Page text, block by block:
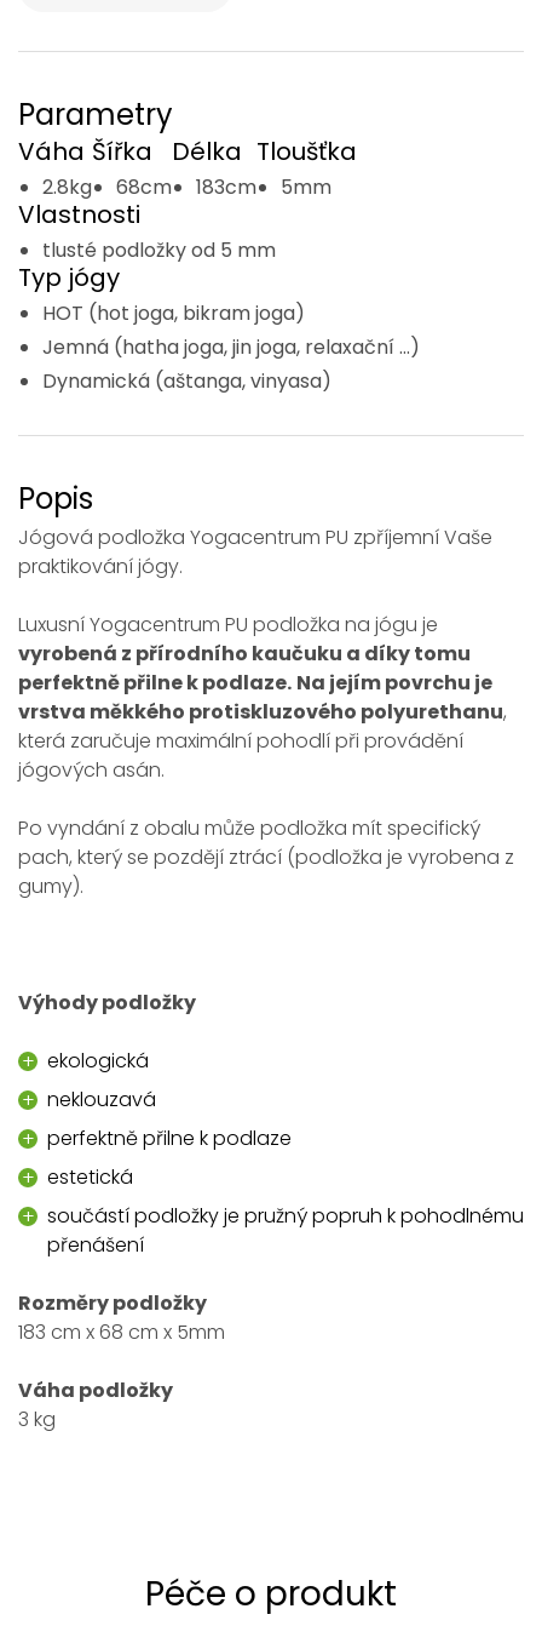
Parametry
Váha
2.8kg
Šířka
68cm
Délka
183cm
Tloušťka
5mm
Vlastnosti
tlusté podložky od 5 mm
Typ jógy
HOT (hot joga, bikram joga)
Jemná (hatha joga, jin joga, relaxační ...)
Dynamická (aštanga, vinyasa)
Popis
Jógová podložka Yogacentrum PU zpříjemní Vaše
praktikování jógy.
Luxusní Yogacentrum PU podložka na jógu je
vyrobená z přírodního kaučuku a díky tomu
perfektně přilne k podlaze. Na jejím povrchu je
vrstva měkkého protiskluzového polyurethanu,
která zaručuje maximální pohodlí při provádění
jógových asán.
Po vyndání z obalu může podložka mít specifický
pach, který se pozdějí ztrácí (podložka je vyrobena z
gumy).
Výhody podložky
ekologická
neklouzavá
perfektně přilne k podlaze
estetická
součástí podložky je pružný popruh k pohodlnému
přenášení
Rozměry podložky
183 cm x 68 cm x 5mm
Váha podložky
3 kg
Péče o produkt